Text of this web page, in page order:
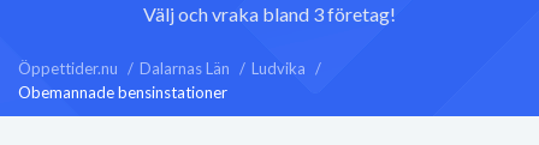
Välj och vraka bland 3 företag!
Öppettider.nu Dalarnas Län
Ludvika
Obemannade bensinstationer